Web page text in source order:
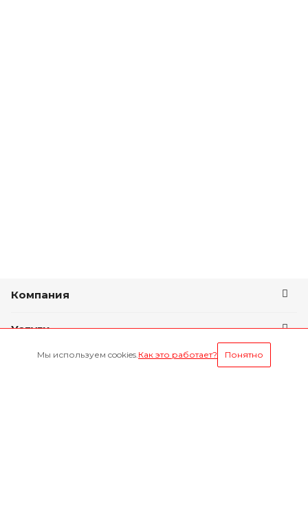
Компания
Услуги
Условия оплаты
Мы используем cookies.Как это работает? Понятно